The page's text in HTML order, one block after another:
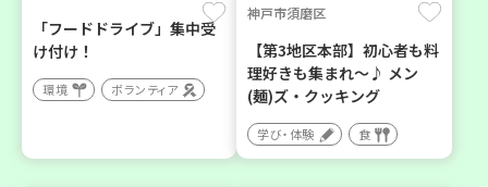
「フードドライブ」集中受
け付け！
環境 ボランティア
神戸市須磨区
【第3地区本部】初心者も料
理好きも集まれ～♪ メン
(麺)ズ・クッキング
学び・体験 食